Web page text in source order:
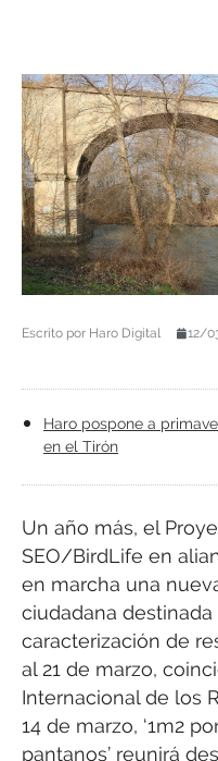
Escrito por Haro Digital 12/
Haro pospone a
en el Tirón
Un año más, el
SEO/BirdLife en
en marcha una
ciudadana
caracterización de
al 21 de marzo,
Internacional de los
14 de marzo, ‘1m2
pantanos’ reunirá